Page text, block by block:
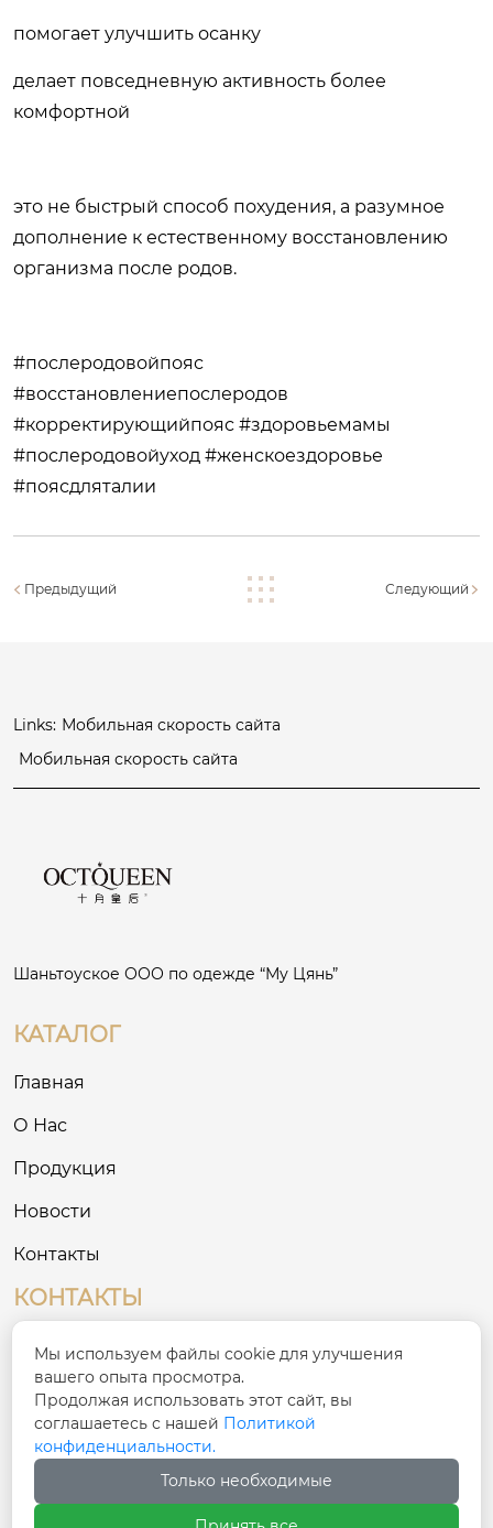
помогает улучшить осанку
делает повседневную активность более
комфортной
это не быстрый способ похудения, а разумное
дополнение к естественному восстановлению
организма после родов.
#послеродовойпояс
#восстановлениепослеродов
#корректирующийпояс #здоровьемамы
#послеродовойуход #женскоездоровье
#поясдляталии
Предыдущий Следующий
Links: Мобильная скорость сайта
Мобильная скорость сайта
Шаньтоуское ООО по одежде “Му Цянь”
КАТАЛОГ
Главная
О Нас
Продукция
Новости
Контакты
КОНТАКТЫ

№ 8, Третий промышленный район на
Востоке, деревня Сигоу, улица Сяшань, район
Чаонань, город Шаньтоу
 ivy@cnfulike.com
 +86 13822981771
Мы используем файлы cookie для улучшения
вашего опыта просмотра.
Продолжая использовать этот сайт, вы
соглашаетесь с нашей Политикой
конфиденциальности.
Только необходимые